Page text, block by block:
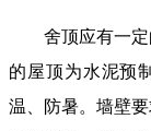
舍顶应有一定
的屋顶为水泥预
温、防暑。墙壁